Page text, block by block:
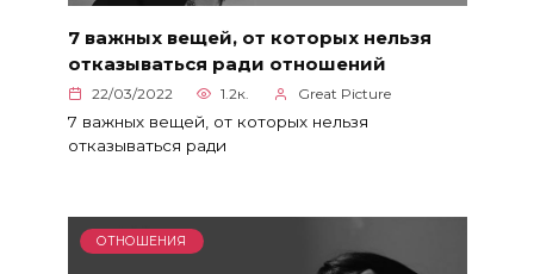
7 важных вещей, от которых нельзя
отказываться ради отношений
22/03/2022 1.2к. Great Picture
7 важных вещей, от которых нельзя
отказываться ради
ОТНОШЕНИЯ